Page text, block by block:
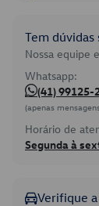
Tem
Nossa equipe
Whatsapp:
(41) 99125-
(apenas
Horário de
Segunda à
Verifique